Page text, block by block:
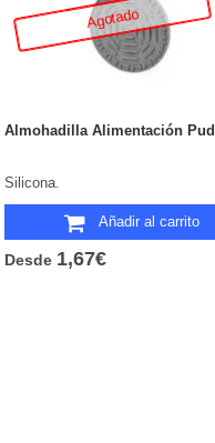
Agotado
Almohadilla Alimentación
Silicona.
Añadir al carrito
Desde 1,67€